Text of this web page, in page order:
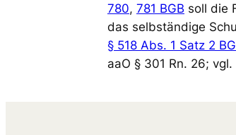
780, 781 BGB soll die
das selbständige
§ 518 Abs. 1 Satz 2
aaO § 301 Rn. 26;